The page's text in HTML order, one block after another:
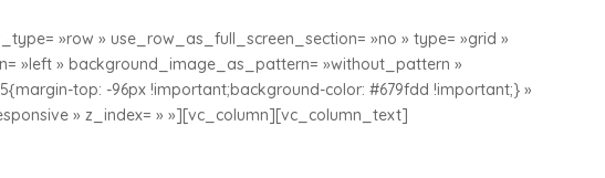
»row » use_row_as_full_screen_section= »no » type= »grid »
»left » background_image_as_pattern= »without_pattern »
top: -96px !important;background-color: #679fdd !important;} »
» z_index= » »][vc_column][vc_column_text]